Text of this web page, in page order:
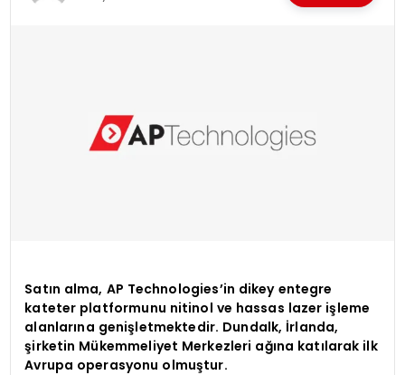
Satın alma, AP Technologies’in dikey entegre
kateter platformunu nitinol ve hassas lazer işleme
alanlarına genişletmektedir. Dundalk, İrlanda,
şirketin Mükemmeliyet Merkezleri ağına katılarak ilk
Avrupa operasyonu olmuştur.